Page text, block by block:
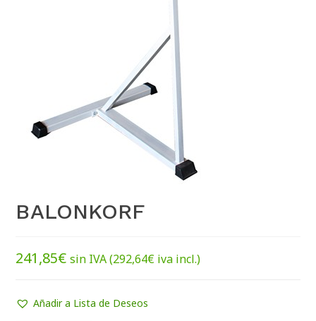
BALONKORF
241,85€ sin IVA (292,64€ iva incl.)
Añadir a Lista de Deseos